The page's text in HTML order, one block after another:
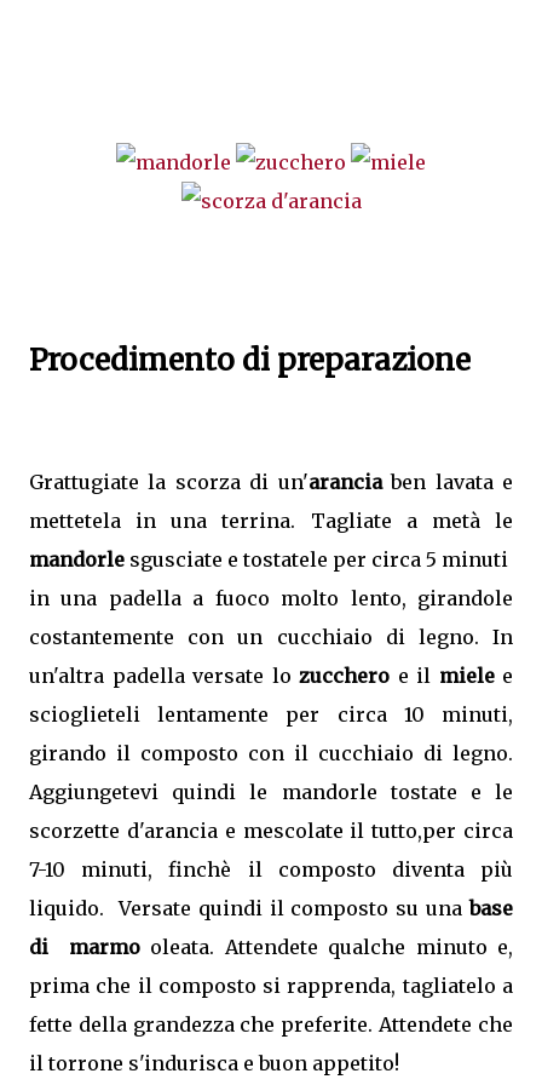
Procedimento di preparazione
Grattugiate la scorza di un'aranciaben lavata e
mettetela in una terrina. Tagliate a metà le
mandorle sgusciate e tostatele per circa 5 minuti
in una padella a fuoco molto lento, girandole
costantemente con un cucchiaio di legno. In
un'altra padella versate lo zucchero e il mielee
scioglieteli lentamente per circa 10 minuti,
girando il composto con il cucchiaio di legno.
Aggiungetevi quindi le mandorle tostate e le
scorzette d'arancia e mescolate il tutto,per circa
7-10 minuti, finchè il composto diventa più
liquido. Versate quindi il composto su unabase
di marmooleata. Attendete qualche minuto e,
prima che il composto si rapprenda, tagliatelo a
fette della grandezza che preferite. Attendete che
il torrone s'indurisca e buon appetito!